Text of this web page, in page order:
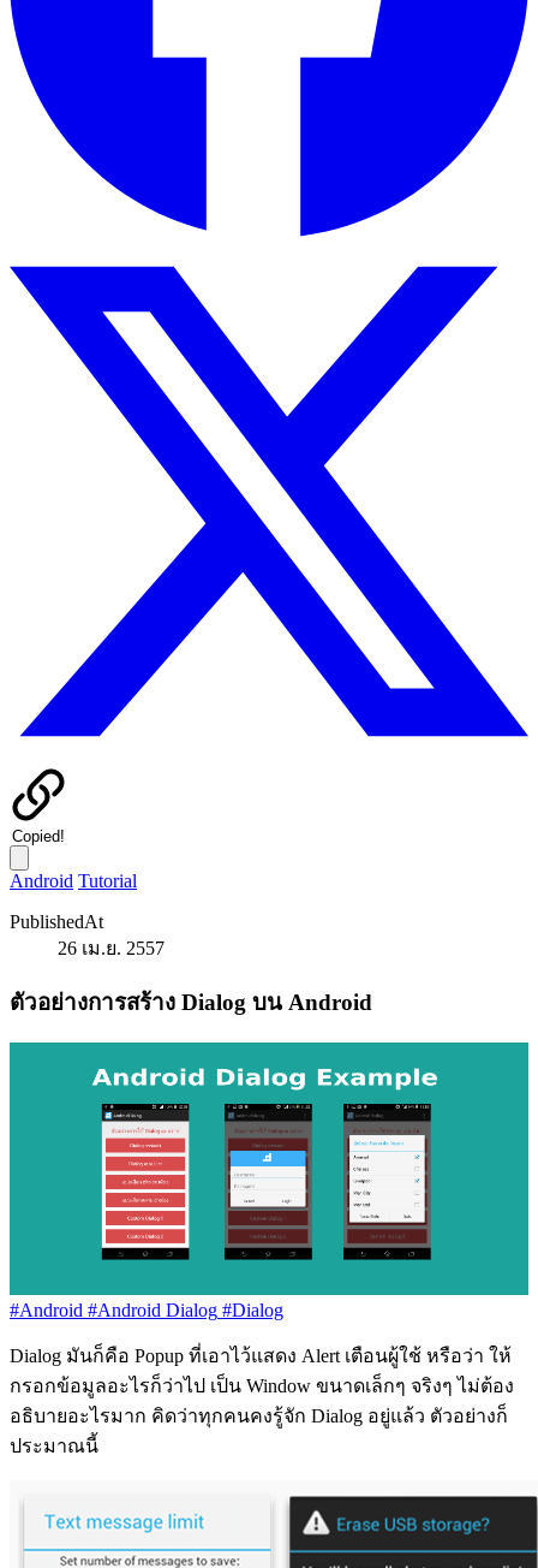
Copied!
Android Tutorial
PublishedAt
26 เม.ย. 2557
ตัวอย่างการสร้าง Dialog บน Android
#Android #Android Dialog #Dialog
Dialog มันก็คือ Popup ที่เอาไว้แสดง Alert เตือนผู้ใช้ หรือว่า ให้
กรอกข้อมูลอะไรก็ว่าไป เป็น Window ขนาดเล็กๆ จริงๆ ไม่ต้อง
อธิบายอะไรมาก คิดว่าทุกคนคงรู้จัก Dialog อยู่แล้ว ตัวอย่างก็
ประมาณนี้